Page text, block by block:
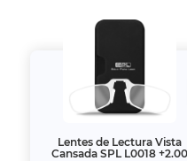
Lentes de Lectura Vista
Cansada SPL L0018 +2.00